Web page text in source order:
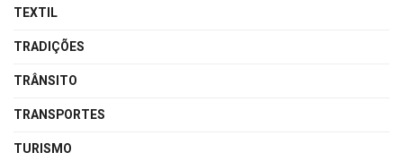
TEXTIL
TRADIÇÕES
TRÂNSITO
TRANSPORTES
TURISMO